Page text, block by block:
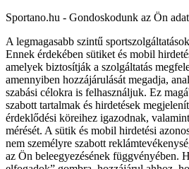
Sportano.hu - Gondoskodunk az Ön
A legmagasabb szintű
Ennek érdekében sütiket és mobil
amelyek biztosítják a szolgáltatás
amennyiben hozzájárulását megadja,
szabási célokra is felhasználjuk. Ez
szabott tartalmak és hirdetések
érdeklődési köreihez igazodnak,
mérését. A sütik és mobil hirdetési
nem személyre szabott
az Ön beleegyezésének függvényében.